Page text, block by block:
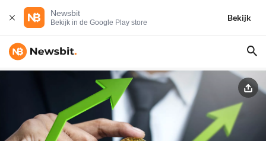
Newsbit
Bekijk in de Google Play store
Bekijk